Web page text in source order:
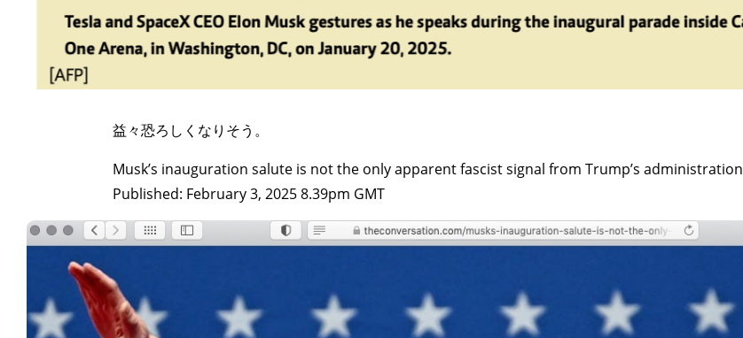
益々恐ろしくなりそう。
Musk’s inauguration salute is not the only apparent fascist signal from Trump’s administration
Published: February 3, 2025 8.39pm GMT